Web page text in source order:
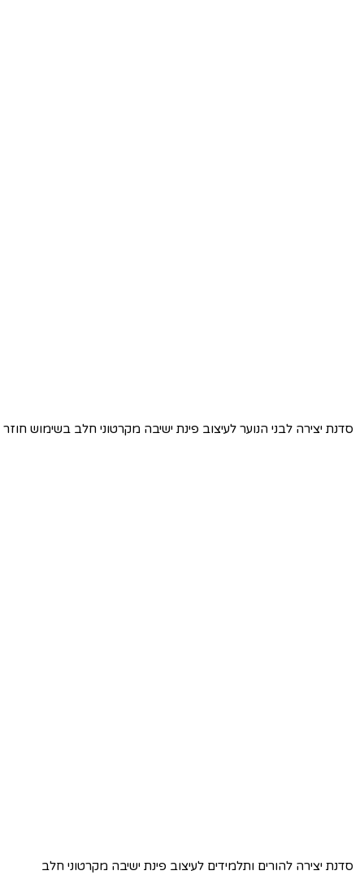
סדנת יצירה לבני הנוער לעיצוב פינת ישיבה מקרטוני חלב בשימוש חוזר
סדנת יצירה להורים ותלמידים לעיצוב פינת ישיבה מקרטוני חלב